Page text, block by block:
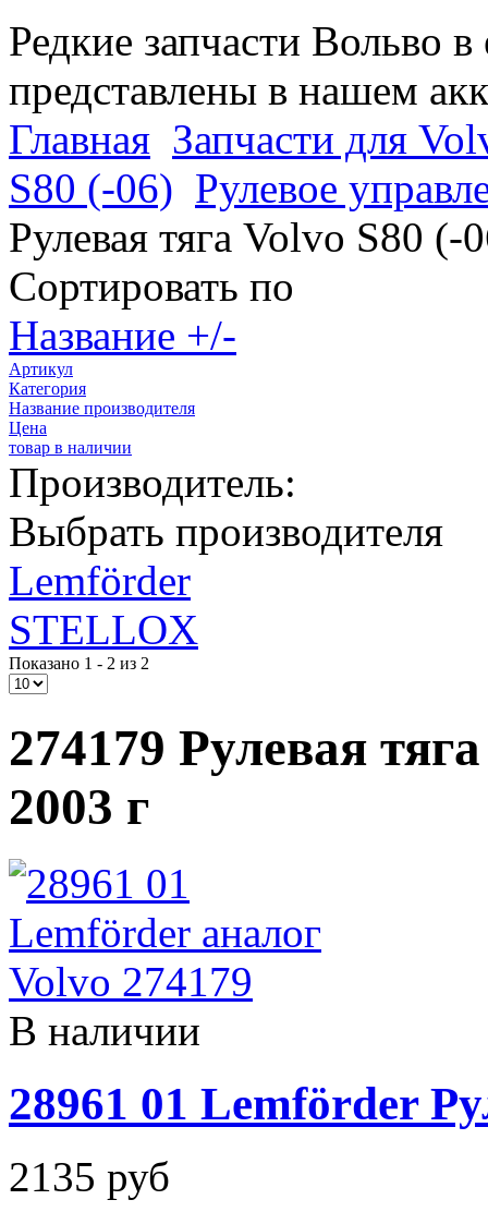
Редкие запчасти Вольво
представлены в нашем
Главная Запчасти для
S80 (-06) Рулевое
Рулевая тяга Volvo S80 (-
Сортировать по
Название +/-
Артикул
Категория
Название производителя
Цена
товар в наличии
Производитель:
Выбрать производителя
Lemförder
STELLOX
Показано 1 - 2 из 2
274179 Рулевая
2003 г
В наличии
28961 01 Lemförder
2135 руб